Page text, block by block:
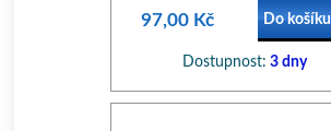
97,00 Kč Do košíku
Dostupnost: 3 dny